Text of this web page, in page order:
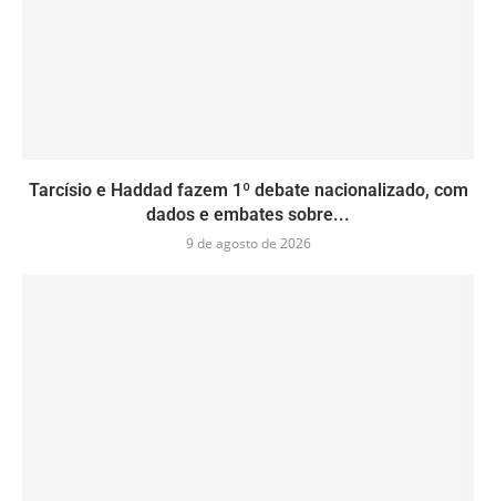
Tarcísio e Haddad fazem 1º debate nacionalizado, com
dados e embates sobre...
9 de agosto de 2026